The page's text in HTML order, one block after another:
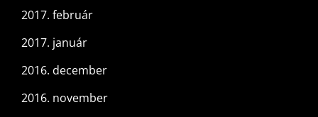
2017. február
2017. január
2016. december
2016. november